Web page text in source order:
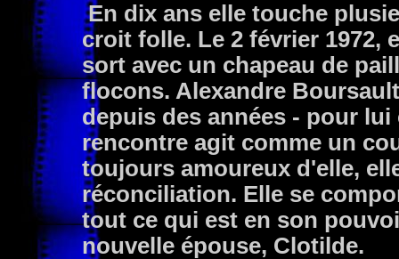
En dix ans elle touche
croit folle. Le 2 février 1972,
sort avec un chapeau de
flocons. Alexandre
depuis des années - pour
rencontre agit comme un
toujours amoureux d'elle,
réconciliation. Elle se
tout ce qui est en son
nouvelle épouse, Clotilde.